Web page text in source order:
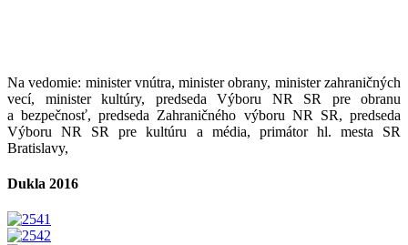
Na vedomie: minister vnútra, minister obrany, minister zahraničných
vecí, minister kultúry, predseda Výboru NR SR pre obranu
a bezpečnosť, predseda Zahraničného výboru NR SR, predseda
Výboru NR SR pre kultúru a média, primátor hl. mesta SR
Bratislavy,
Dukla 2016